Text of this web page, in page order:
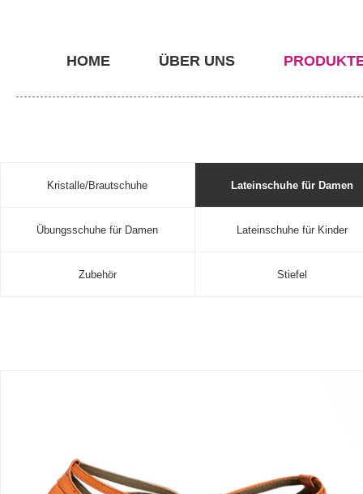
HOME ÜBER UNS
Kristalle/Brautschuhe Lateinschuhe für Damen
Übungsschuhe für Damen Lateinschuhe für Kinder
Zubehör Stiefel